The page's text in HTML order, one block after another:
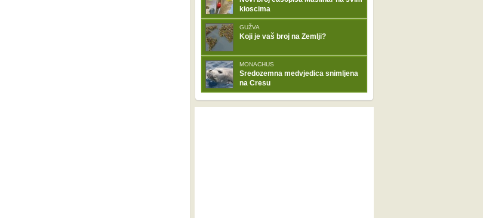
kioscima
GUŽVA
Koji je vaš broj na Zemlji?
MONACHUS
Sredozemna medvjedica snimljena
na Cresu